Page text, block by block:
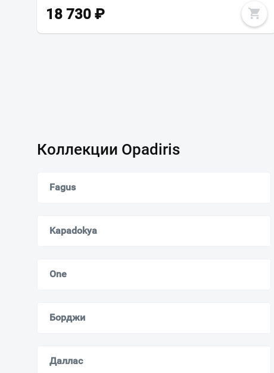
18 730 ₽
Коллекции Opadiris
Fagus
Kapadokya
One
Борджи
Даллас